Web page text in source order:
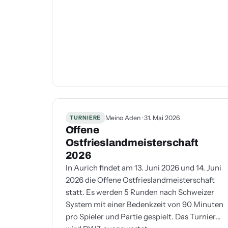
TURNIERE Meino Aden · 31. Mai 2026
Offene
Ostfrieslandmeisterschaft
2026
In Aurich findet am 13. Juni 2026 und 14. Juni
2026 die Offene Ostfrieslandmeisterschaft
statt. Es werden 5 Runden nach Schweizer
System mit einer Bedenkzeit von 90 Minuten
pro Spieler und Partie gespielt. Das Turnier